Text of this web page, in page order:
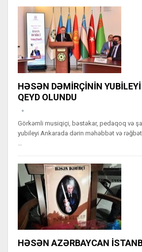
HƏSƏN DƏMİRÇİNİN
QEYD OLUNDU
Görkəmli musiqiçi, bəstəkar, pedaqoq və
yubileyi Ankarada dərin məhəbbət və
HƏSƏN AZƏRBAYCAN